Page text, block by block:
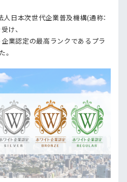
人日本次世代企業普及機構(通称：
け、
業認定の最高ランクであるプラ
。